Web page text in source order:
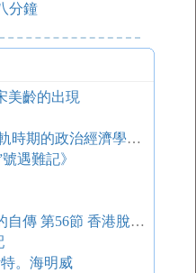
分鐘
美齡的出現
中國現代化的陷阱 導 論 轉軌時期的政治經濟學問題
遇難記》
我生有涯愿無盡 第三輯 我的自傳 第56節 香港脫險寄寬恕兩兒（1）
。海明威